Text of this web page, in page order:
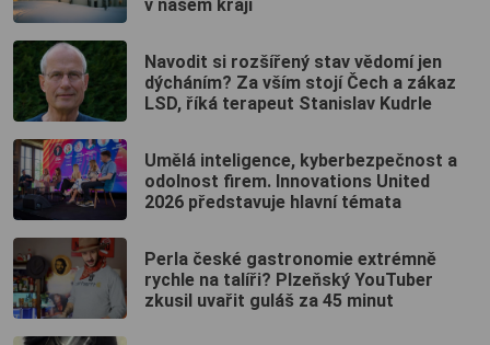
v našem kraji
Navodit si rozšířený stav vědomí jen
dýcháním? Za vším stojí Čech a zákaz
LSD, říká terapeut Stanislav Kudrle
Umělá inteligence, kyberbezpečnost a
odolnost firem. Innovations United
2026 představuje hlavní témata
Perla české gastronomie extrémně
rychle na talíři? Plzeňský YouTuber
zkusil uvařit guláš za 45 minut